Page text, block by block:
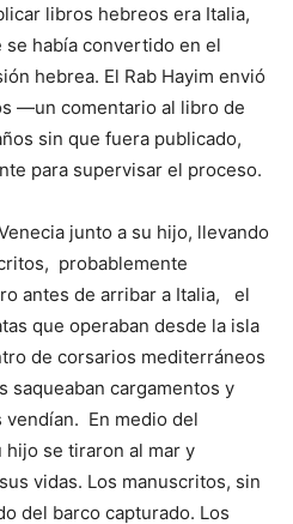
libros hebreos era Italia,
había convertido en el
hebrea. El Rab Hayim envió
—un comentario al libro de
sin que fuera publicado,
para supervisar el proceso.
junto a su hijo, llevando
probablemente
antes de arribar a Italia, el
que operaban desde la isla
de corsarios mediterráneos
saqueaban cargamentos y
vendían. En medio del
hijo se tiraron al mar y
vidas. Los manuscritos, sin
del barco capturado. Los